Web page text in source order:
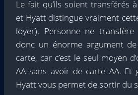
Le fait qu’ils soient transférés
et Hyatt distingue vraiment
loyer). Personne ne transfère
donc un énorme argument
carte, car c’est le seul moyen
AA sans avoir de carte AA. Et
Hyatt vous permet de sortir du